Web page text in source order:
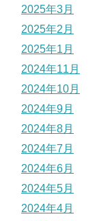
2025年3月
2025年2月
2025年1月
2024年11月
2024年10月
2024年9月
2024年8月
2024年7月
2024年6月
2024年5月
2024年4月